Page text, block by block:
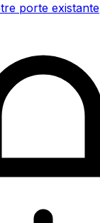
porte existante